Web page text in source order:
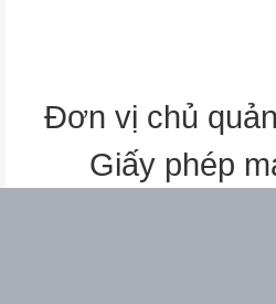
Đơn vị chủ
Giấy phép